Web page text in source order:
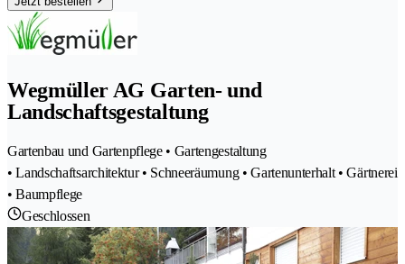
Wegmüller AG Garten- und
Landschaftsgestaltung
Gartenbau und Gartenpflege • Gartengestaltung
• Landschaftsarchitektur • Schneeräumung • Gartenunterhalt • Gärtnerei
• Baumpflege
Geschlossen